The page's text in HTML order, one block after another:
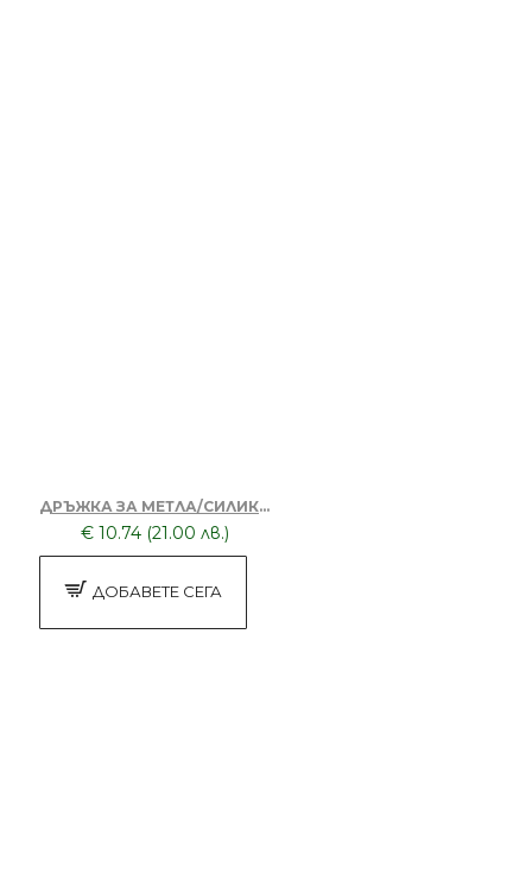
ДРЪЖКА ЗА МЕТЛА/СИЛИКОНОВА - РЕГУЛИРУЕМА ДО 140 CM
€ 10.74 (21.00 лв.)
ДОБАВЕТЕ СЕГА